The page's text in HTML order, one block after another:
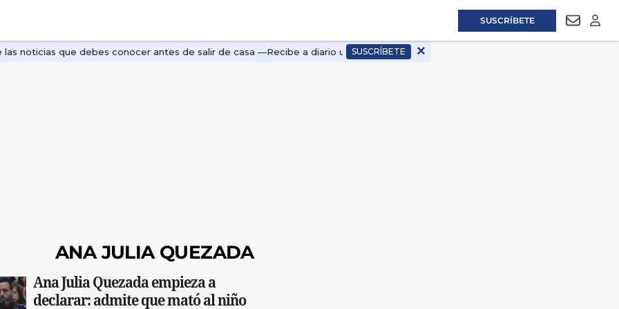
SUSCRÍBETE
ANA JULIA QUEZADA
Ana Julia Quezada empieza a
declarar: admite que mató al niño